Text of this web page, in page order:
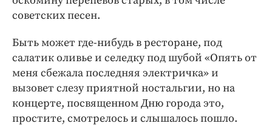
советских песен.
Быть может где-нибудь в ресторане, под
салатик оливье и селедку под шубой «Опять от
меня сбежала последняя электричка» и
вызовет слезу приятной ностальгии, но на
концерте, посвященном Дню города это,
простите, смотрелось и слышалось пошло.